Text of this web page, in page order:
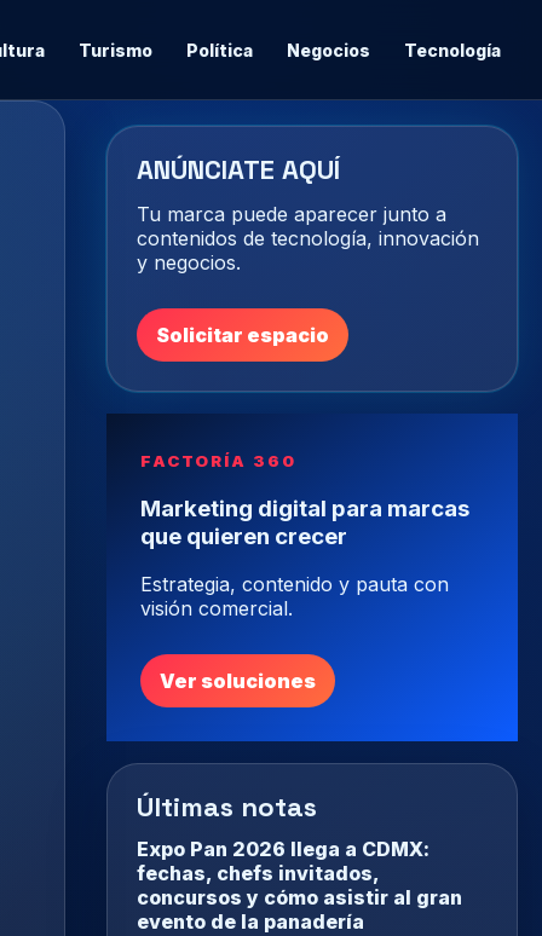
Turismo Política Negocios Tecnología
ANÚNCIATE AQUÍ
Tu marca puede aparecer junto a
contenidos de tecnología, innovación
y negocios.
Solicitar espacio
FACTORÍA 360
Marketing digital para marcas
que quieren crecer
Estrategia, contenido y pauta con
visión comercial.
Ver soluciones
Últimas notas
Expo Pan 2026 llega a CDMX:
fechas, chefs invitados,
concursos y cómo asistir al gran
evento de la panadería